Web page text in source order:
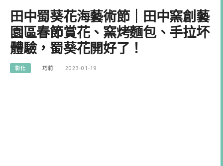
田中蜀葵花海藝術節｜田中窯創藝
園區春節賞花、窯烤麵包、手拉坏
體驗，蜀葵花開好了！
彰化 巧莉 2023-01-19